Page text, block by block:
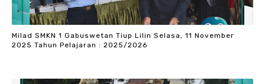
Milad SMKN 1 Gabuswetan Tiup Lilin Selasa, 11 November
2025 Tahun Pelajaran : 2025/2026